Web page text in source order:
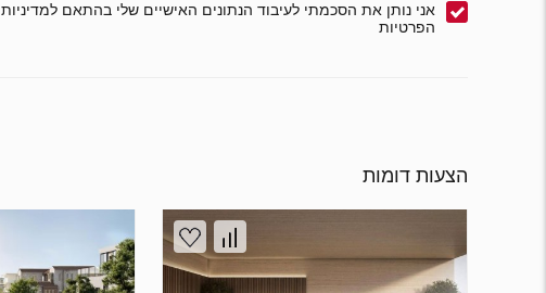
אני נותן את הסכמתי לעיבוד הנתונים האישיים שלי בהתאם למדיניות
הפרטיות
הצעות דומות